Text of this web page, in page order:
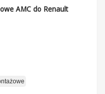
AMC do Renault